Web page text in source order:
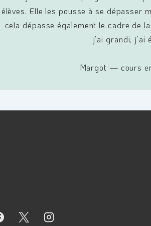
élèves. Elle les pousse à se dépasser
cela dépasse également le cadre de
j’ai grandi,
Margot — cours